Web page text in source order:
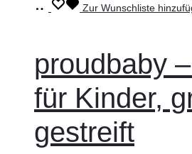
Ausführung
Dieses
mehrere
Varianten
auf.
Die
Zur Wunschliste
proudbaby
für Kinder,
gestreift